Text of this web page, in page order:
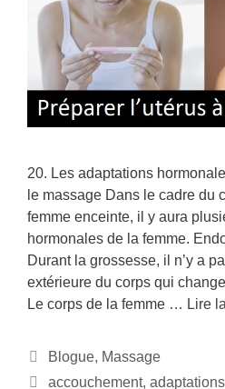
20. Les adaptations
le massage Dans le cadre du
femme enceinte, il y aura
hormonales de la femme.
Durant la grossesse, il n’y a
extérieure du corps qui
Le corps de la femme … Lire
Blogue, Massage
accouchement, adaptations